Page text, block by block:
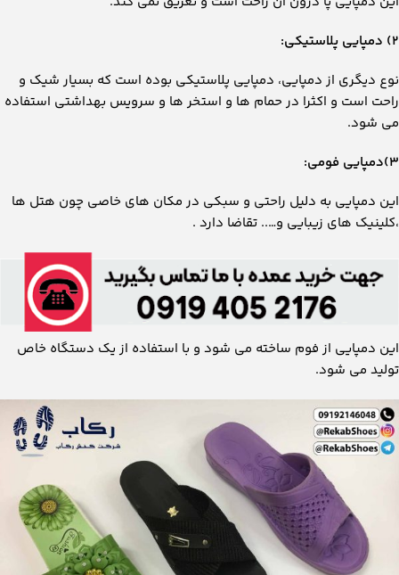
۲) دمپایی پلاستیکی:
نوع دیگری از دمپایی، دمپایی پلاستیکی بوده است که بسیار شیک و
راحت است و اکثرا در حمام ها و استخر ها و سرویس بهداشتی استفاده
می شود.
۳)دمپایی فومی:
این دمپایی به دلیل راحتی و سبکی در مکان های خاصی چون هتل ها
،کلینیک های زیبایی و….. تقاضا دارد .
این دمپایی از فوم ساخته می شود و با استفاده از یک دستگاه خاص
تولید می شود.